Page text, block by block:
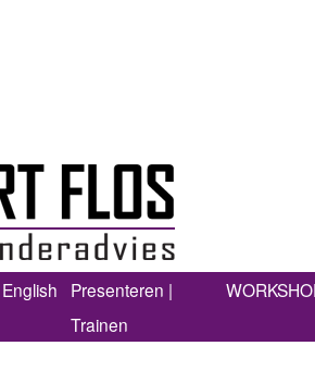
English
Presenteren |
Trainen